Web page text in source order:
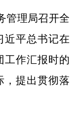
管理局召开全
近平总书记在
工作汇报时的
，提出贯彻落